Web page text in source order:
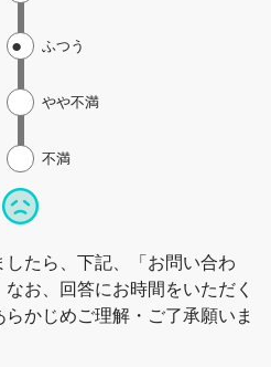
不満
やや不満
ふつう
たら、下記、「お問い合わ
お、回答にお時間をいただく
かじめご理解・ご了承願いま